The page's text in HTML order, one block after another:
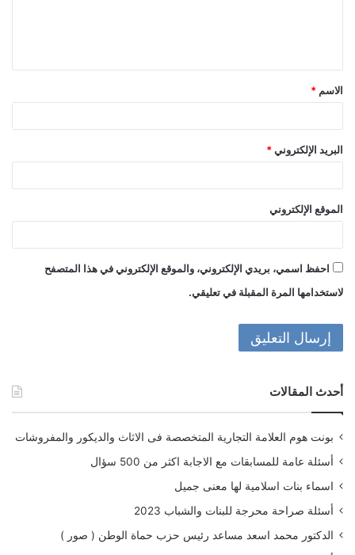
ق
*
الاسم *
البريد الإلكتروني *
الموقع الإلكتروني
احفظ اسمي، بريدي الإلكتروني، والموقع الإلكتروني في هذا المتصفح
لاستخدامها المرة المقبلة في تعليقي.
أحدث المقالات
بونت هوم العلامة التجارية المتخصصة فى الاثاث والديكور والمفروشات
أسئلة عامة للمسابقات مع الاجابة اكثر من 500 سؤال
اسماء بنات اسلامية لها معنى جميل
أسئلة صراحة محرجة للبنات والشباب 2023
الدكتور محمد اسعد مساعد رئيس حزب حماة الوطن ( صور )